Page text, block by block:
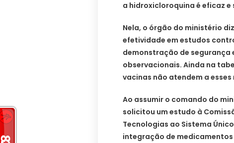
a hidroxicloroquina é eficaz e
Nela, o órgão do ministério
efetividade em estudos
demonstração de segurança
observacionais. Ainda na
vacinas não atendem a
Ao assumir o comando do
solicitou um estudo à
Tecnologias ao Sistema
integração de